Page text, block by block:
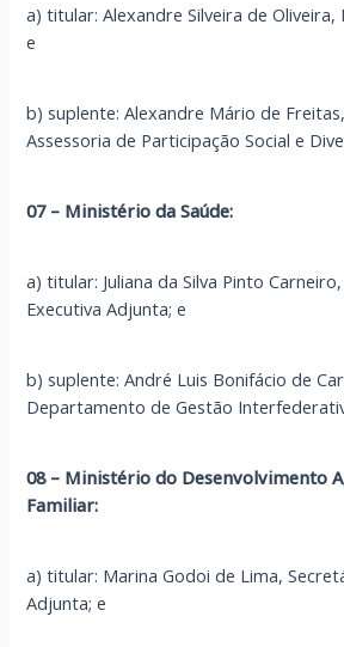
a) titular: Alexandre Silveira de
e
b) suplente: Alexandre Mário de
Assessoria de Participação Social e
07 – Ministério da Saúde:
a) titular: Juliana da Silva Pinto
Executiva Adjunta; e
b) suplente: André Luis Bonifácio de
Departamento de Gestão
08 – Ministério do Desenvolvimento
Familiar:
a) titular: Marina Godoi de Lima,
Adjunta; e